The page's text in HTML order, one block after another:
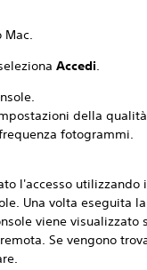
Mac.
Accedi.
della
fotogrammi.
l'accesso utilizzando
Una volta eseguita la
viene visualizzato
Se vengono